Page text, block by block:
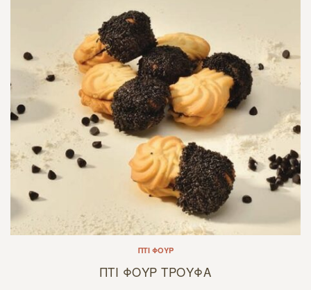
ΠΤΙ ΦΟΥΡ
ΠΤΙ ΦΟΥΡ ΤΡΟΥΦΑ